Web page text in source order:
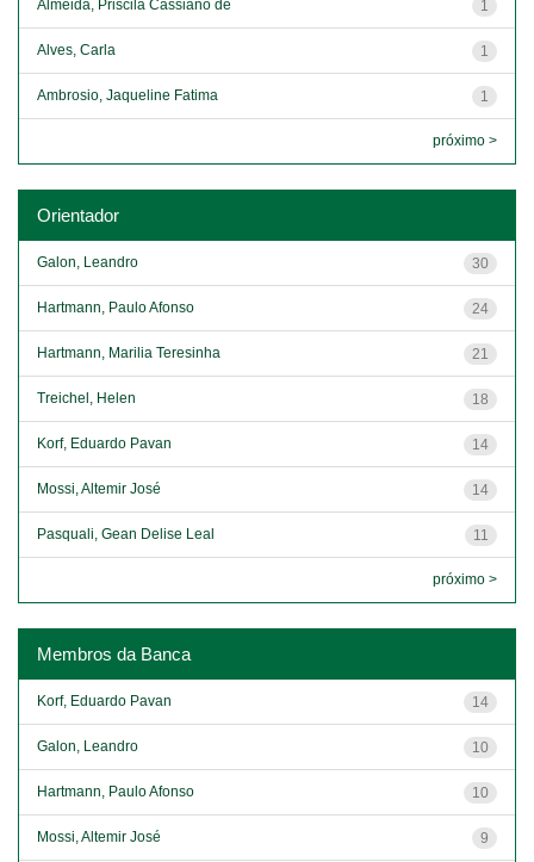
1
Almeida, Priscila Cassiano de
1
Alves, Carla
1
Ambrosio, Jaqueline Fatima
próximo >
Orientador
30
Galon, Leandro
24
Hartmann, Paulo Afonso
21
Hartmann, Marilia Teresinha
18
Treichel, Helen
14
Korf, Eduardo Pavan
14
Mossi, Altemir José
11
Pasquali, Gean Delise Leal
próximo >
Membros da Banca
14
Korf, Eduardo Pavan
10
Galon, Leandro
10
Hartmann, Paulo Afonso
9
Mossi, Altemir José